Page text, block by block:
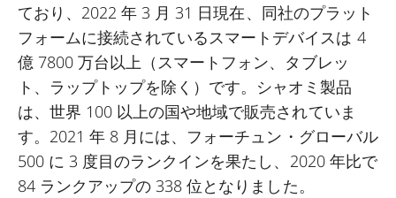
ており、2022 年 3 月 31 日現在、同社のプラット
フォームに接続されているスマートデバイスは 4
億 7800 万台以上（スマートフォン、タブレッ
ト、ラップトップを除く）です。シャオミ製品
は、世界 100 以上の国や地域で販売されていま
す。2021 年 8 月には、フォーチュン・グローバル
500 に 3 度目のランクインを果たし、2020 年比で
84 ランクアップの 338 位となりました。